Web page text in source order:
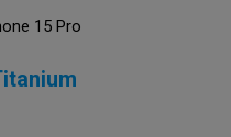
15 Pro